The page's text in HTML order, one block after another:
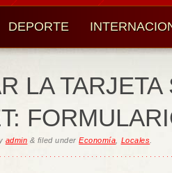
DEPORTE
LA
admin & filed underEconomía Locales